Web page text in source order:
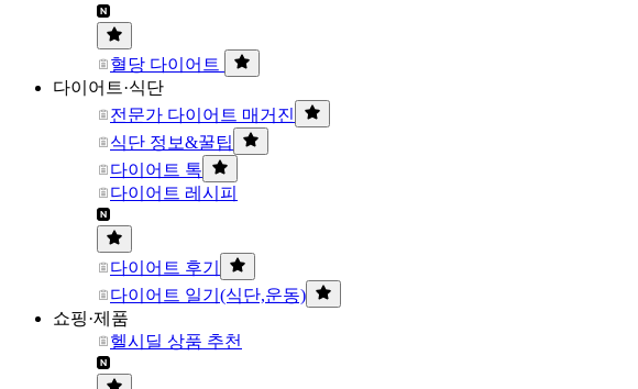
혈당 다이어트
다이어트·식단
전문가 다이어트 매거진
식단 정보&꿀팁
다이어트 톡
다이어트 레시피
다이어트 후기
다이어트 일기(식단,운동)
쇼핑·제품
헬시딜 상품 추천